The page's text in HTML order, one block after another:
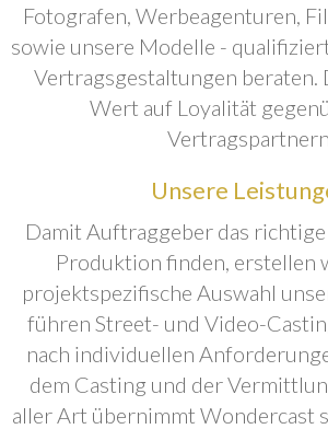
Fotografen, Werbeagenturen,
sowie unsere Modelle -
Vertragsgestaltungen beraten.
Wert auf Loyalität
Unsere
Damit Auftraggeber das
Produktion finden, erstellen
projektspezifische Auswahl
führen Street- und Video-
nach individuellen
dem Casting und der
aller Art übernimmt Wondercast